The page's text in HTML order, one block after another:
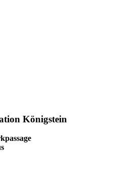
Königstein